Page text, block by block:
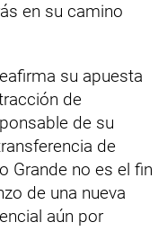
en su camino
su apuesta
de
de su
de
Grande no es el fin
de una nueva
aún por